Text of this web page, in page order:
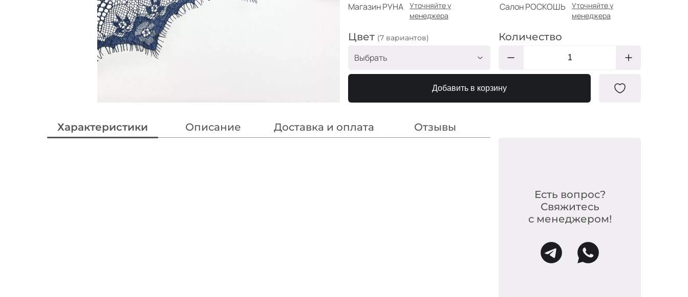
Магазин РУНА
Уточняйте у
менеджера
Салон РОСКОШЬ
Уточняйте у
менеджера
Цвет (7 вариантов)
Выбрать
Гранат
2400000089919
2400000102410
Аметист
2400000059240
Количество
Добавить в корзину
Характеристики Описание Доставка и оплата Отзывы
Есть вопрос?
Свяжитесь
с менеджером!